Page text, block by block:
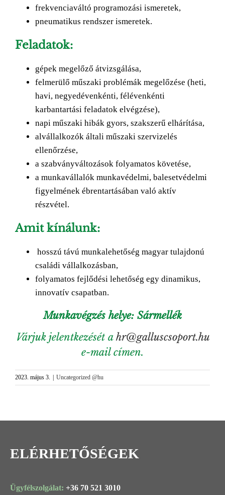
frekvenciaváltó programozási ismeretek,
pneumatikus rendszer ismeretek.
Feladatok:
gépek megelőző átvizsgálása,
felmerülő műszaki problémák megelőzése (heti,
havi, negyedévenkénti, félévenkénti
karbantartási feladatok elvégzése),
napi műszaki hibák gyors, szakszerű elhárítása,
alvállalkozók általi műszaki szervizelés
ellenőrzése,
a szabványváltozások folyamatos követése,
a munkavállalók munkavédelmi, balesetvédelmi
figyelmének ébrentartásában való aktív
részvétel.
Amit kínálunk:
hosszú távú munkalehetőség magyar tulajdonú
családi vállalkozásban,
folyamatos fejlődési lehetőség egy dinamikus,
innovatív csapatban.
Munkavégzés helye: Sármellék
Várjuk jelentkezését a hr@galluscsoport.hu
e-mail címen.
2023. május 3. Uncategorized @hu
ELÉRHETŐSÉGEK
Ügyfélszolgálat: +36 70 521 3010